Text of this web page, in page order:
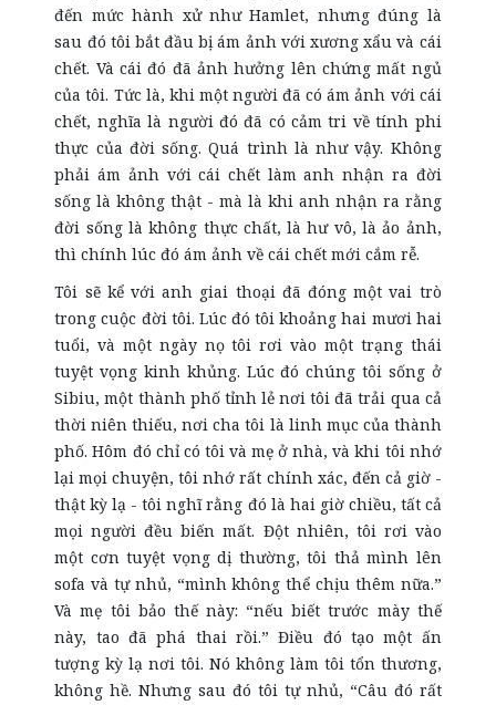
đến mức hành xử như Hamlet, nhưng đúng là
sau đó tôi bắt đầu bị ám ảnh với xương xẩu và cái
chết. Và cái đó đã ảnh hưởng lên chứng mất ngủ
của tôi. Tức là, khi một người đã có ám ảnh với cái
chết, nghĩa là người đó đã có cảm tri về tính phi
thực của đời sống. Quá trình là như vậy. Không
phải ám ảnh với cái chết làm anh nhận ra đời
sống là không thật - mà là khi anh nhận ra rằng
đời sống là không thực chất, là hư vô, là ảo ảnh,
thì chính lúc đó ám ảnh về cái chết mới cắm rễ.
Tôi sẽ kể với anh giai thoại đã đóng một vai trò
trong cuộc đời tôi. Lúc đó tôi khoảng hai mươi hai
tuổi, và một ngày nọ tôi rơi vào một trạng thái
tuyệt vọng kinh khủng. Lúc đó chúng tôi sống ở
Sibiu, một thành phố tỉnh lẻ nơi tôi đã trải qua cả
thời niên thiếu, nơi cha tôi là linh mục của thành
phố. Hôm đó chỉ có tôi và mẹ ở nhà, và khi tôi nhớ
lại mọi chuyện, tôi nhớ rất chính xác, đến cả giờ -
thật kỳ lạ - tôi nghĩ rằng đó là hai giờ chiều, tất cả
mọi người đều biến mất. Đột nhiên, tôi rơi vào
một cơn tuyệt vọng dị thường, tôi thả mình lên
sofa và tự nhủ, “mình không thể chịu thêm nữa.”
Và mẹ tôi bảo thế này: “nếu biết trước mày thế
này, tao đã phá thai rồi.” Điều đó tạo một ấn
tượng kỳ lạ nơi tôi. Nó không làm tôi tổn thương,
không hề. Nhưng sau đó tôi tự nhủ, “Câu đó rất